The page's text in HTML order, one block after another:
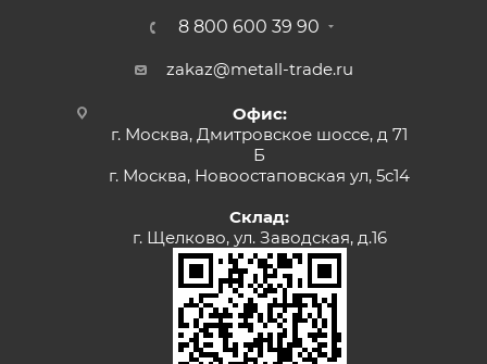
8 800 600 39 90
zakaz@metall-trade.ru
Офис:
г. Москва, Дмитровское шоссе, д 71
Б
г. Москва, Новоостаповская ул, 5с14
Склад:
г. Щелково, ул. Заводская, д.16